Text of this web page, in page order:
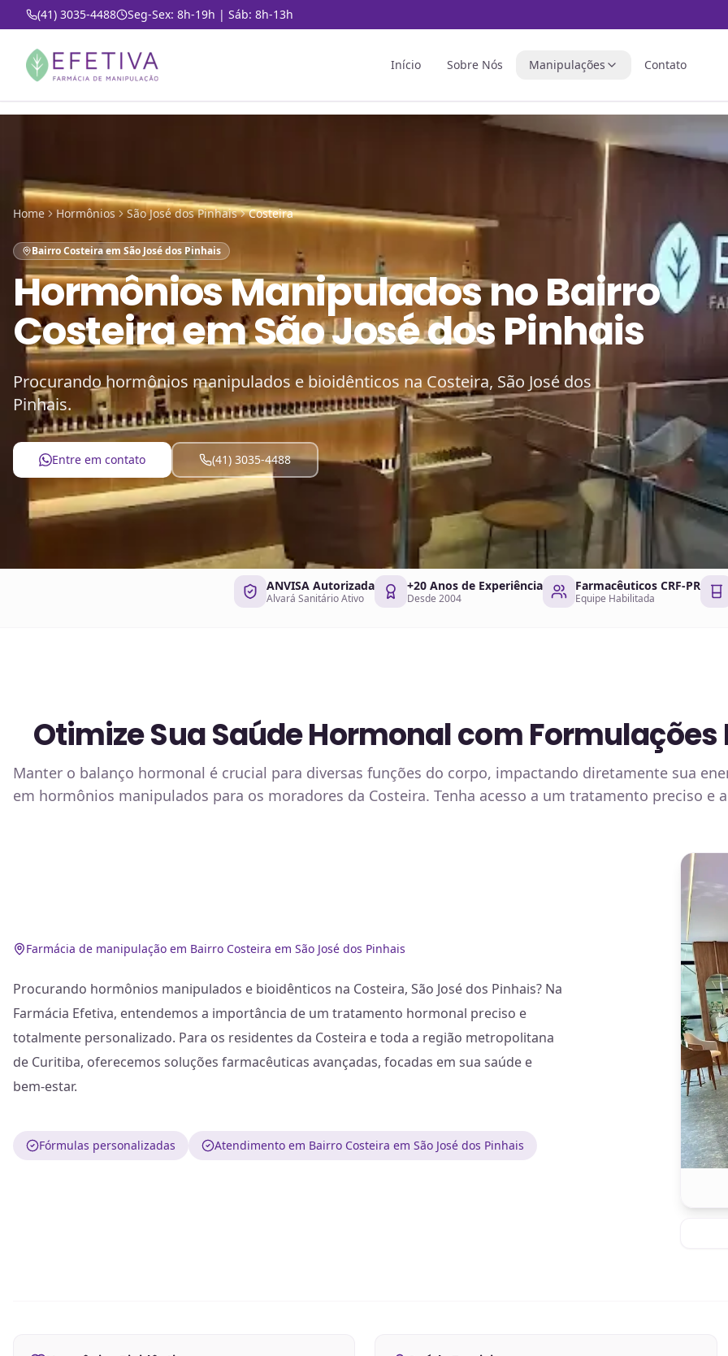
(41) 3035-4488 Seg-Sex: 8h-19h | Sáb: 8h-13h
Início Sobre Nós Manipulações Contato
Home Hormônios São José dos Pinhais Costeira
Bairro Costeira em São José dos Pinhais
Hormônios ManipuladosnoBairro
Costeira em São José dos Pinhais
Procurando hormônios manipulados e bioidênticos na Costeira, São José dos
Pinhais.
Entre em contato (41) 3035-4488
ANVISA Autorizada
Alvará Sanitário Ativo
+20 Anos de Experiência
Desde 2004
Farmacêuticos CRF-PR
Equipe Habilitada
Otimize Sua Saúde Hormonal com
Manter o balanço hormonal é crucial para diversas funções do corpo, impactando diretamente sua
em hormônios manipulados para os moradores da Costeira. Tenha acesso a um tratamento preciso e
Farmácia de manipulação em Bairro Costeira em São José dos Pinhais
Procurando hormônios manipulados e bioidênticos na Costeira, São José dos Pinhais? Na
Farmácia Efetiva, entendemos a importância de um tratamento hormonal preciso e
totalmente personalizado. Para os residentes da Costeira e toda a região metropolitana
de Curitiba, oferecemos soluções farmacêuticas avançadas, focadas em sua saúde e
bem-estar.
Fórmulas personalizadas Atendimento em Bairro Costeira em São José dos Pinhais